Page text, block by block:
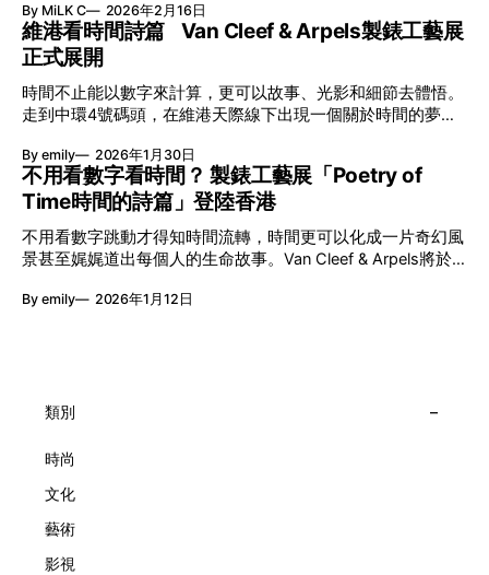
節與香港賽馬會慈善信託基金聯合呈獻，以共融藝術為核心，
八年來不只是帶來無數來自世界各地的優秀節目，更致力於在
本地建立屬於香港的共融創作生態。今年更首度與本地兩大旗
艦藝團強強聯手打造兩部深具意義的作品《遊延》及《弦上光
影》，展開一場前所未有的藝術對話，擦下多元藝術下的流動
能量，全面開展一場無界限嘅藝術旅程。 第八屆「無限亮」
以「你我不只一種想像」為題，從共融角度重新思索「差異」
的價值。不同能力人士是社會多樣性的一部分。每人皆擁有
「不同」能力與特質，當我們一齊生活、一齊創作、互相啟
發，偏見與界線，也自然被藝術溶化。 「無限亮」2026精彩
節目包括: 2月27日至3月1日：帕拉管弦樂團《無邊狂想曲》/
音樂‧舞蹈 (開幕節目) 2月28日至3月1日：
By MiLK C 2026年2月16日
維港看時間詩篇 Van Cleef & Arpels製錶工藝展
正式展開
時間不止能以數字來計算，更可以故事、光影和細節去體悟。
走到中環4號碼頭，在維港天際線下出現一個關於時間的夢幻
覽。由即日至2月8日期間舉行，世家把一貫低調精緻的製錶語
言搬離傳統店舖，放進公共場域，讓時間不只是腕上的個人物
件，而是一場可以與他人一同經歷的詩意旅程。 在碼頭打開
「時間詩集」 走進展場尤如翻開一本時間詩集，藉由不同主
題呈現時間的無限想像。Van Cleef & Arpels的腕錶從來不是
由單純的機械與數字堆砌，更像是腕上的動人故事。 世家以
精湛的製錶技術與敘事美學為核心，讓每一枚腕錶都超越單純
報時的功能，而是把稍縱即逝的瞬間凝結成可以反覆閱讀的畫
子，以及訴說時間的珠寶。每個主題展區都有精美的佈置回應
By emily 2026年1月30日
不用看數字看時間？ 製錶工藝展「Poetry of
Time時間的詩篇」登陸香港
不用看數字跳動才得知時間流轉，時間更可以化成一片奇幻風
景甚至娓娓道出每個人的生命故事。Van Cleef & Arpels將於1
詩篇」展覽，邀請大家走進由愛情故事、詩意星象、迷人自然
大主題展區，彰顯世家的核心價值。2010年，Van Cleef &
級鐘錶大賞（Grand Prix d'Horlogerie de Genève）中獲獎的
擁而吻。雙逆跳機芯精準驅動這場機械浪漫，讓時間不再是抽
象概念，而是心跳的律動。 故事並未完結，2025年推出的
Lady Arpels Bal des Amoureux
By emily 2026年1月12日
類別
時尚
文化
藝術
影視